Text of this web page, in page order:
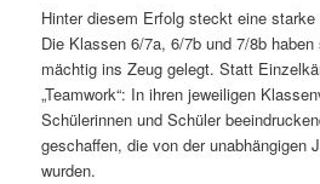
Hinter diesem Erfolg steckt eine
Die Klassen 6/7a, 6/7b und 7/8b
mächtig ins Zeug gelegt. Statt
„Teamwork“: In ihren jeweiligen
Schülerinnen und Schüler
geschaffen, die von der unabhängigen
wurden.